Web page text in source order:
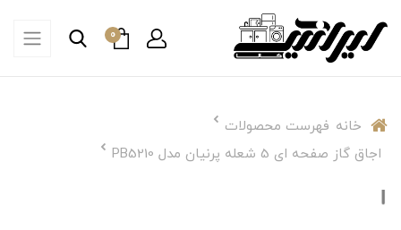
0
خانه فهرست محصولات
اجاق گاز صفحه ای 5 شعله پرنیان مدل PB5210